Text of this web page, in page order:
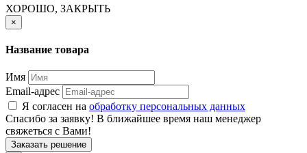
ХОРОШО, ЗАКРЫТЬ
×
Название товара
Имя
Email-адрес
Я согласен на обработку персональных данных
Спасибо за заявку! В ближайшее время наш менеджер
свяжеться с Вами!
Заказать решение